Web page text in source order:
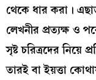
থেকে ধার করা।
লেখনীর প্রত্যক্ষ ও
সৃষ্ট চরিত্রদের
তারই বা ইয়ত্তা